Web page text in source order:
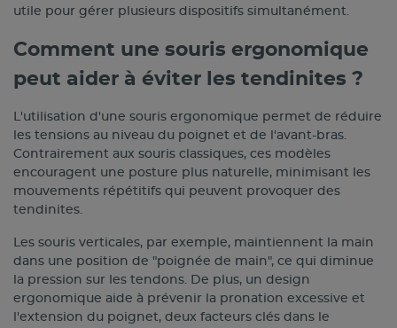
utile pour gérer plusieurs dispositifs simultanément.
Comment une souris ergonomique
peut aider à éviter les tendinites ?
L'utilisation d'une souris ergonomique permet de réduire
les tensions au niveau du poignet et de l'avant-bras.
Contrairement aux souris classiques, ces modèles
encouragent une posture plus naturelle, minimisant les
mouvements répétitifs qui peuvent provoquer des
tendinites.
Les souris verticales, par exemple, maintiennent la main
dans une position de "poignée de main", ce qui diminue
la pression sur les tendons. De plus, un design
ergonomique aide à prévenir la pronation excessive et
l'extension du poignet, deux facteurs clés dans le